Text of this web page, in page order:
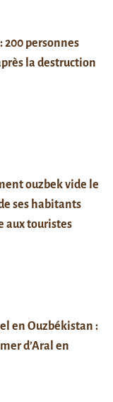
200 personnes
la destruction
ouzbek vide le
ses habitants
aux touristes
en Ouzbékistan :
d’Aral en